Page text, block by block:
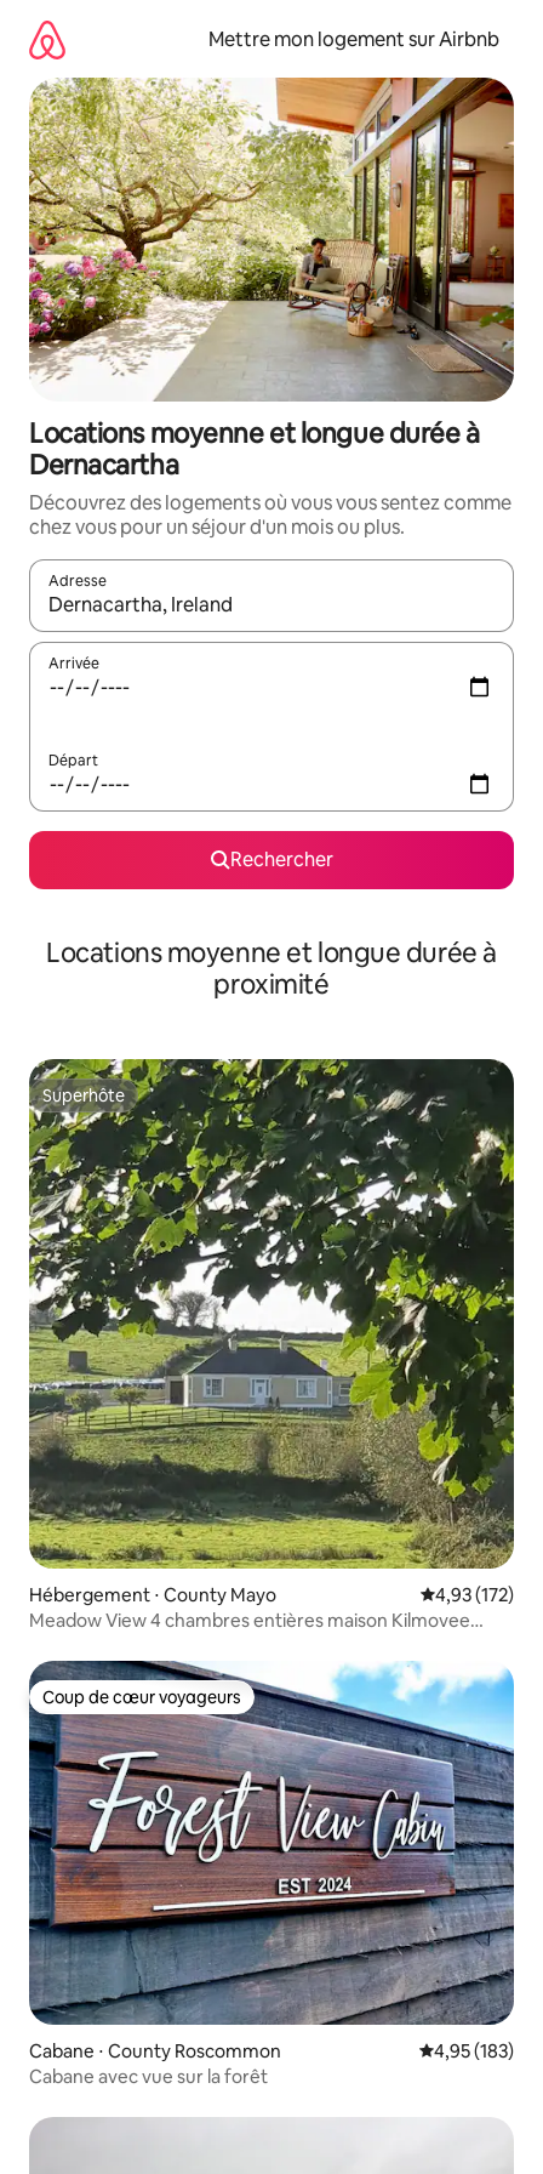
directement
contenu
Mettre mon logement sur Airbnb
Locations moyenne et longue durée à
Dernacartha
Découvrez des logements où vous vous sentez comme
chez vous pour un séjour d'un mois ou plus.
Adresse
Lorsque les résultats s'affichent, utilisez les flèches vers le
Arrivée
Départ
Rechercher
Locations moyenne et longue durée à
proximité
Superhôte
Superhôte
Hébergement ⋅ County Mayo Évaluation
4,93 (172)
Meadow View 4 chambres entières maison Kilmovee
Coup de cœur voyageurs
Coup de cœur voyageurs
Cabane ⋅ County Roscommon Évaluation
4,95 (183)
Cabane avec vue sur la forêt